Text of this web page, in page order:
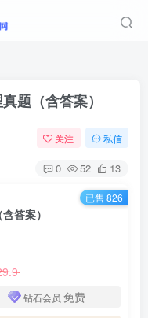
题（含答案）
关注 私信
0 52 13
答案）
钻石会员 免费
已售 826